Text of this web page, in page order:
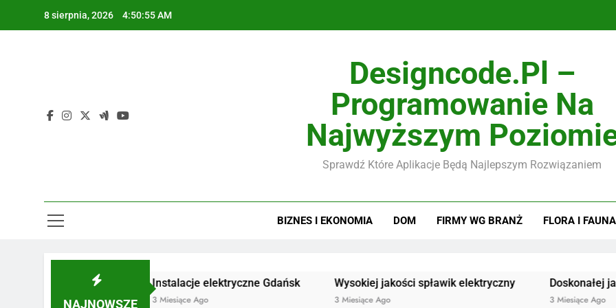
8 sierpnia, 2026 4:50:56 AM
Designcode.pl –
Programowanie Na
Najwyższym
Sprawdź Które Aplikacje Będą Najlepszym Rozwiązaniem
BIZNES I EKONOMIA DOM FIRMY WG BRANŻ FLORA I FAUNA
NAJNOWSZE
Instalacje elektryczne Gdańsk
3 Miesiące Ago
Wysokiej jakości spławik elektryczny
3 Miesiące Ago
Doskonałej jakości
3 Miesiące Ago